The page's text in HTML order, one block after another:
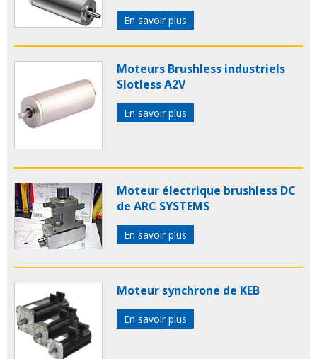
En savoir plus
Moteurs Brushless industriels
Slotless A2V
En savoir plus
Moteur électrique brushless DC
de ARC SYSTEMS
En savoir plus
Moteur synchrone de KEB
En savoir plus